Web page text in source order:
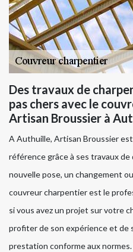
Des travaux de
pas chers avec le
Artisan Broussier à
A Authuille, Artisan Broussier
référence grâce à ses travaux
nouvelle pose, un changement
couvreur charpentier est le
si vous avez un projet sur votre
profiter de son expérience et de
prestation conforme aux